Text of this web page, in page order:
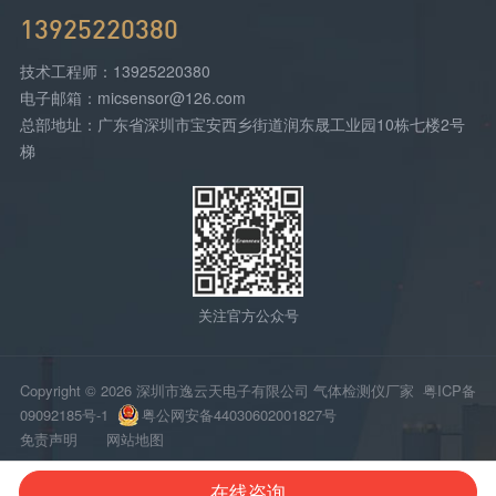
13925220380
技术工程师：13925220380
电子邮箱：micsensor@126.com
总部地址：广东省深圳市宝安西乡街道润东晟工业园10栋七楼2号
梯
关注官方公众号
Copyright © 2026 深圳市逸云天电子有限公司 气体检测仪厂家 粤ICP备
09092185号-1
粤公网安备44030602001827号
免责声明
网站地图